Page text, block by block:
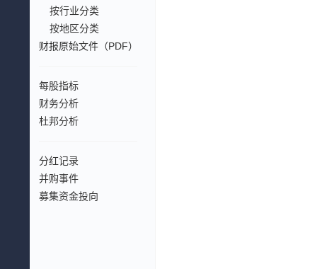
按行业分类
按地区分类
财报原始文件（PDF）
每股指标
财务分析
杜邦分析
分红记录
并购事件
募集资金投向